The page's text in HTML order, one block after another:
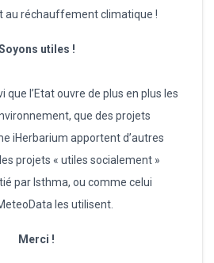
au réchauffement climatique !
utiles !
que l’Etat ouvre de plus en plus les
que des projets
iHerbarium apportent d’autres
projets « utiles socialement »
par Isthma, ou comme celui
les utilisent.
Merci !